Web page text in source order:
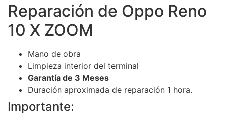
Reparación de Oppo Reno
10 X ZOOM
Mano de obra
Limpieza interior del terminal
Garantía de 3 Meses
Duración aproximada de reparación 1 hora.
Importante: